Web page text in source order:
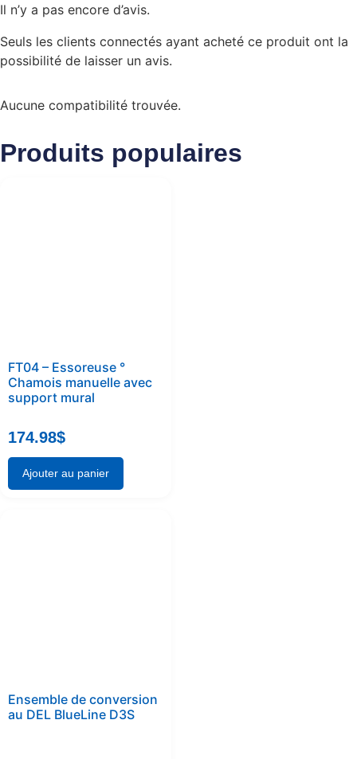
Il n’y a pas encore d’avis.
Seuls les clients connectés ayant acheté ce produit ont la
possibilité de laisser un avis.
Aucune compatibilité trouvée.
Produits populaires
FT04 – Essoreuse °
Chamois manuelle avec
support mural
174.98$
Ajouter au panier
Ensemble de conversion
au DEL BlueLine D3S